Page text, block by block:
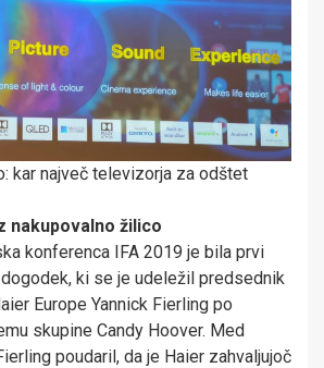
kar največ televizorja za odštet
nakupovalno žilico
konferenca IFA 2019 je bila prvi
ki se je udeležil predsednik
Europe Yannick Fierling po
skupine Candy Hoover. Med
poudaril, da je Haier zahvaljujoč